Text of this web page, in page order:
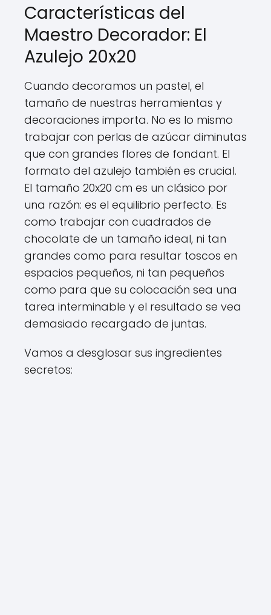
Características del
Maestro Decorador: El
Azulejo 20x20
Cuando decoramos un pastel, el
tamaño de nuestras herramientas y
decoraciones importa. No es lo mismo
trabajar con perlas de azúcar diminutas
que con grandes flores de fondant. El
formato del azulejo también es crucial.
El tamaño 20x20 cm es un clásico por
una razón: es el equilibrio perfecto. Es
como trabajar con cuadrados de
chocolate de un tamaño ideal, ni tan
grandes como para resultar toscos en
espacios pequeños, ni tan pequeños
como para que su colocación sea una
tarea interminable y el resultado se vea
demasiado recargado de juntas.
Vamos a desglosar sus ingredientes
secretos: